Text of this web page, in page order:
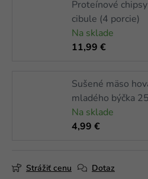
Proteínové
cibule (4 porcie)
Na sklade
11,99 €
Sušené mäso
mladého býčka
Na sklade
4,99 €
Strážiť cenu Dotaz